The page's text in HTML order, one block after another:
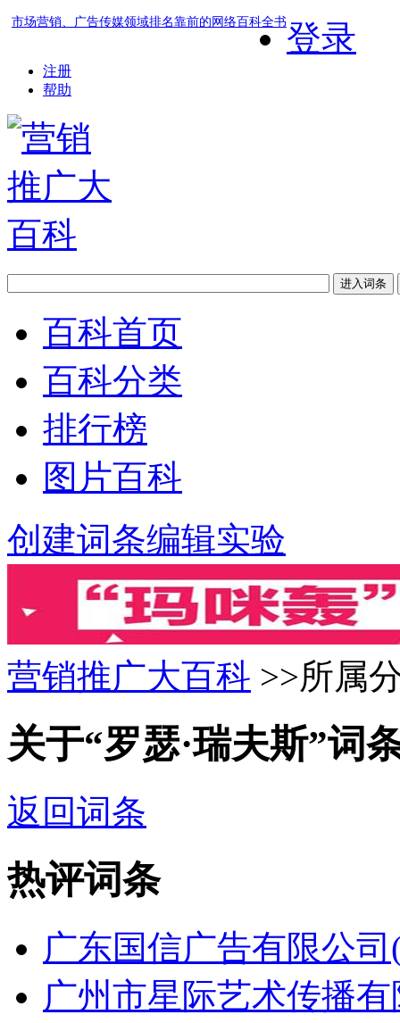
市场营销、广告传媒领域排名靠前的网络百科全书登录
注册
帮助
百科首页
百科分类
排行榜
图片百科
创建词条编辑实验
营销推广大百科 >>所属
关于“罗瑟·瑞夫斯”词
返回词条
热评词条
广东国信广告有限公司
广州市星际艺术传播